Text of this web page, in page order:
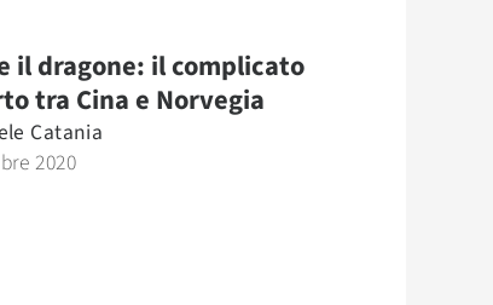
il dragone: il complicato
tra Cina e Norvegia
Catania
2020